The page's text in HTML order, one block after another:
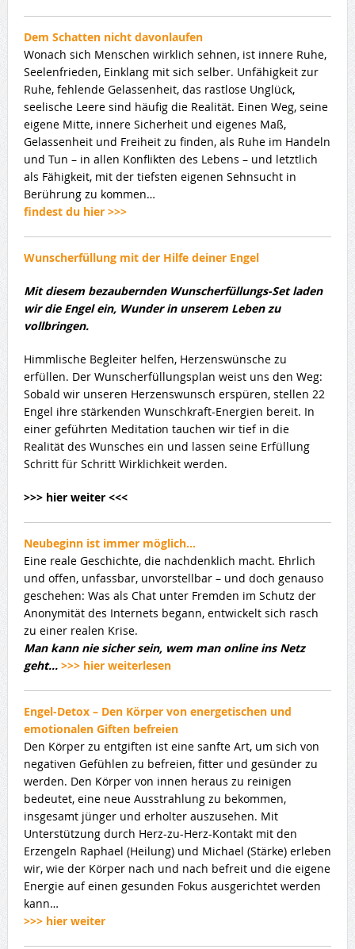
Dem Schatten nicht davonlaufen
Wonach sich Menschen wirklich sehnen, ist innere Ruhe,
Seelenfrieden, Einklang mit sich selber. Unfähigkeit zur
Ruhe, fehlende Gelassenheit, das rastlose Unglück,
seelische Leere sind häufig die Realität. Einen Weg, seine
eigene Mitte, innere Sicherheit und eigenes Maß,
Gelassenheit und Freiheit zu finden, als Ruhe im Handeln
und Tun – in allen Konflikten des Lebens – und letztlich
als Fähigkeit, mit der tiefsten eigenen Sehnsucht in
Berührung zu kommen…
findest du hier >>>
Wunscherfüllung mit der Hilfe deiner Engel
Mit diesem bezaubernden Wunscherfüllungs-Set laden
wir die Engel ein, Wunder in unserem Leben zu
vollbringen.
Himmlische Begleiter helfen, Herzenswünsche zu
erfüllen. Der Wunscherfüllungsplan weist uns den Weg:
Sobald wir unseren Herzenswunsch erspüren, stellen 22
Engel ihre stärkenden Wunschkraft-Energien bereit. In
einer geführten Meditation tauchen wir tief in die
Realität des Wunsches ein und lassen seine Erfüllung
Schritt für Schritt Wirklichkeit werden.
>>> hier weiter <<<
Neubeginn ist immer möglich…
Eine reale Geschichte, die nachdenklich macht. Ehrlich
und offen, unfassbar, unvorstellbar – und doch genauso
geschehen: Was als Chat unter Fremden im Schutz der
Anonymität des Internets begann, entwickelt sich rasch
zu einer realen Krise.
Man kann nie sicher sein, wem man online ins Netz
geht… >>> hier weiterlesen
Engel-Detox – Den Körper von energetischen und
emotionalen Giften befreien
Den Körper zu entgiften ist eine sanfte Art, um sich von
negativen Gefühlen zu befreien, fitter und gesünder zu
werden. Den Körper von innen heraus zu reinigen
bedeutet, eine neue Ausstrahlung zu bekommen,
insgesamt jünger und erholter auszusehen. Mit
Unterstützung durch Herz-zu-Herz-Kontakt mit den
Erzengeln Raphael (Heilung) und Michael (Stärke) erleben
wir, wie der Körper nach und nach befreit und die eigene
Energie auf einen gesunden Fokus ausgerichtet werden
kann…
>>> hier weiter